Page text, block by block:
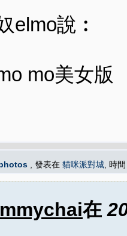
elmo說︰
mo美女版
, 發表在 貓咪派對城 , 時
在